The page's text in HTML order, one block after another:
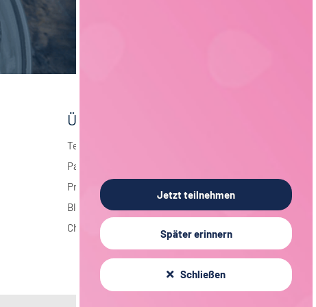
Über foodjobs
Team
Partner
Presse
Blog
Chronik
Jetzt teilnehmen
Später erinnern
Schließen